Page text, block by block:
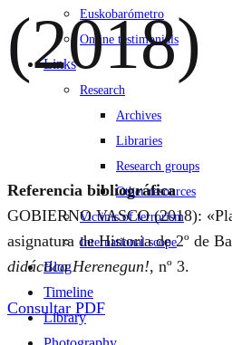
Euskobarómetro
Online testimonials
Links
Research
Archives
Libraries
Research groups
Other resources
Victims of terrorism
International scope
Blog
Timeline
Library
(2018)
Referencia bibliográfica
GOBIERNO VASCO (2018):
asignatura de Historia de 2º de
didáctica Herenegun!, nº 3.
Consultar PDF